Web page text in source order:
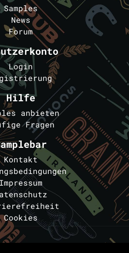
Samples
News
Forum
Login
Hilfe
anbieten
Fragen
Kontakt
Impressum
Cookies